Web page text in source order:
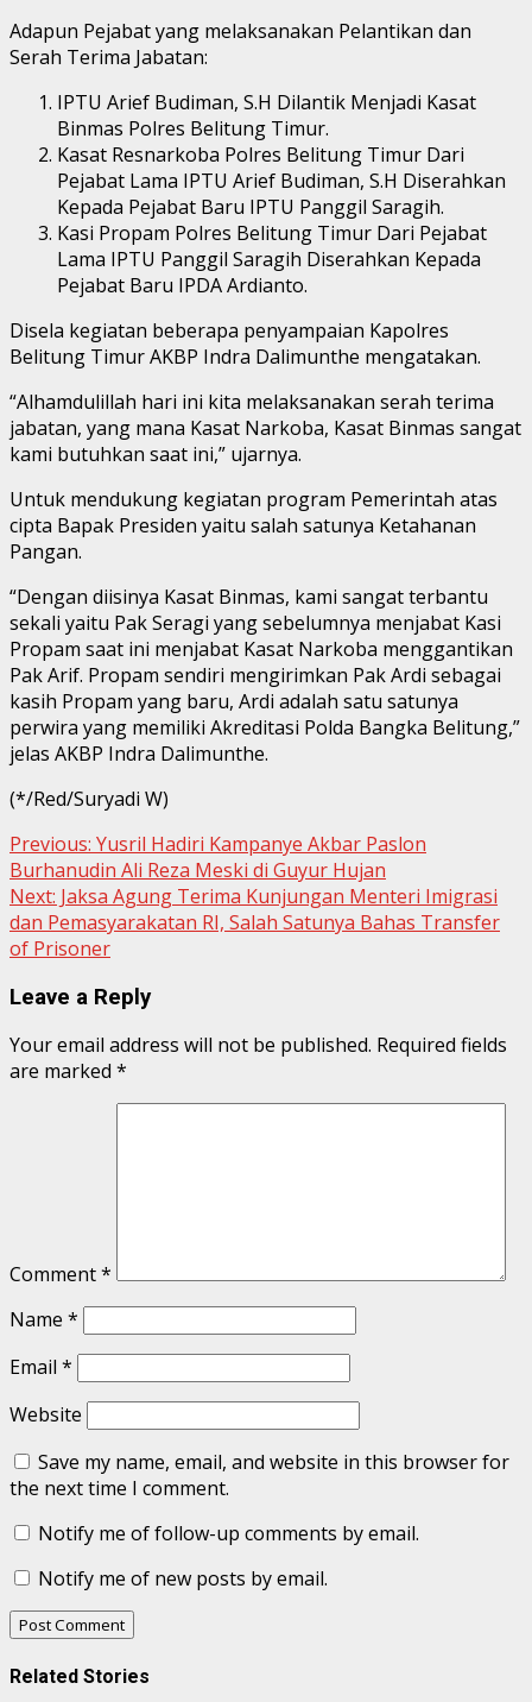
Adapun Pejabat yang melaksanakan Pelantikan dan
Serah Terima Jabatan:
IPTU Arief Budiman, S.H Dilantik Menjadi Kasat
Binmas Polres Belitung Timur.
Kasat Resnarkoba Polres Belitung Timur Dari
Pejabat Lama IPTU Arief Budiman, S.H Diserahkan
Kepada Pejabat Baru IPTU Panggil Saragih.
Kasi Propam Polres Belitung Timur Dari Pejabat
Lama IPTU Panggil Saragih Diserahkan Kepada
Pejabat Baru IPDA Ardianto.
Disela kegiatan beberapa penyampaian Kapolres
Belitung Timur AKBP Indra Dalimunthe mengatakan.
“Alhamdulillah hari ini kita melaksanakan serah terima
jabatan, yang mana Kasat Narkoba, Kasat Binmas sangat
kami butuhkan saat ini,” ujarnya.
Untuk mendukung kegiatan program Pemerintah atas
cipta Bapak Presiden yaitu salah satunya Ketahanan
Pangan.
“Dengan diisinya Kasat Binmas, kami sangat terbantu
sekali yaitu Pak Seragi yang sebelumnya menjabat Kasi
Propam saat ini menjabat Kasat Narkoba menggantikan
Pak Arif. Propam sendiri mengirimkan Pak Ardi sebagai
kasih Propam yang baru, Ardi adalah satu satunya
perwira yang memiliki Akreditasi Polda Bangka Belitung,”
jelas AKBP Indra Dalimunthe.
(*/Red/Suryadi W)
Continue
Reading
Previous: Yusril Hadiri Kampanye Akbar Paslon
Burhanudin Ali Reza Meski di Guyur Hujan
Next: Jaksa Agung Terima Kunjungan Menteri Imigrasi
dan Pemasyarakatan RI, Salah Satunya Bahas Transfer
of Prisoner
Leave a Reply
Your email address will not be published. Required fields
are marked *
Comment*
Name *
Email *
Website
Save my name, email, and website in this browser for
the next time I comment.
Notify me of follow-up comments by email.
Notify me of new posts by email.
Related Stories